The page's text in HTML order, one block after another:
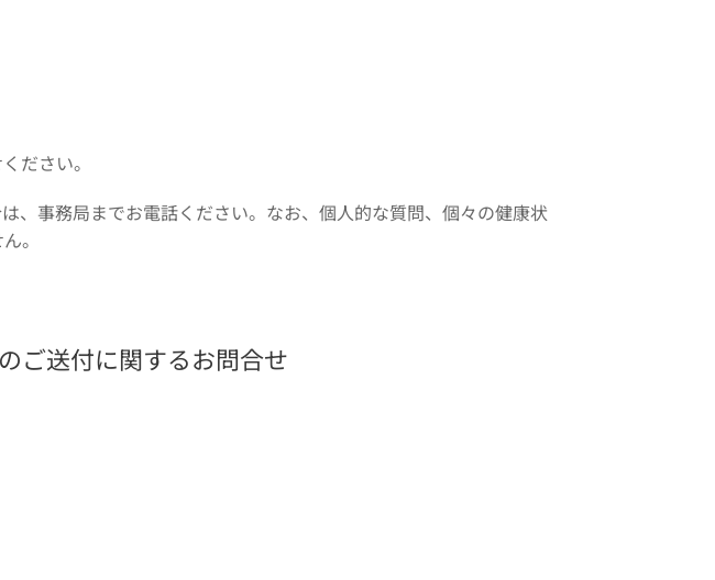
ださい。
、事務局までお電話ください。なお、個人的な質問、個々の健康状
。
ご送付に関するお問合せ